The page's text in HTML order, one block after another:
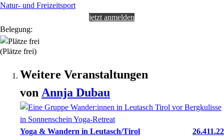
Natur- und Freizeitsport
jetzt anmelden
Belegung:
(Plätze frei)
Weitere Veranstaltungen
von Annja Dubau
Yoga & Wandern in Leutasch/Tirol
26.411.22